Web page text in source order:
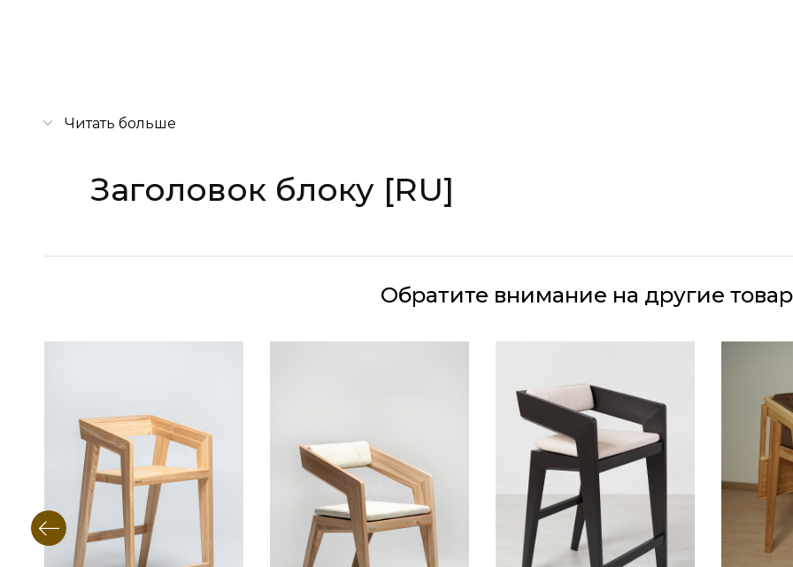
Читать больше
Заголовок блоку [RU]
Обратите внимание на другие